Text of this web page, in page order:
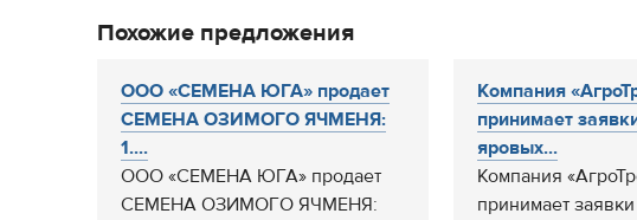
Похожие предложения
ООО «СЕМЕНА ЮГА» продает
СЕМЕНА ОЗИМОГО ЯЧМЕНЯ:
1....
ООО «СЕМЕНА ЮГА» продает
СЕМЕНА ОЗИМОГО ЯЧМЕНЯ:
Компания
принимает
яровых...
Компания
принимает